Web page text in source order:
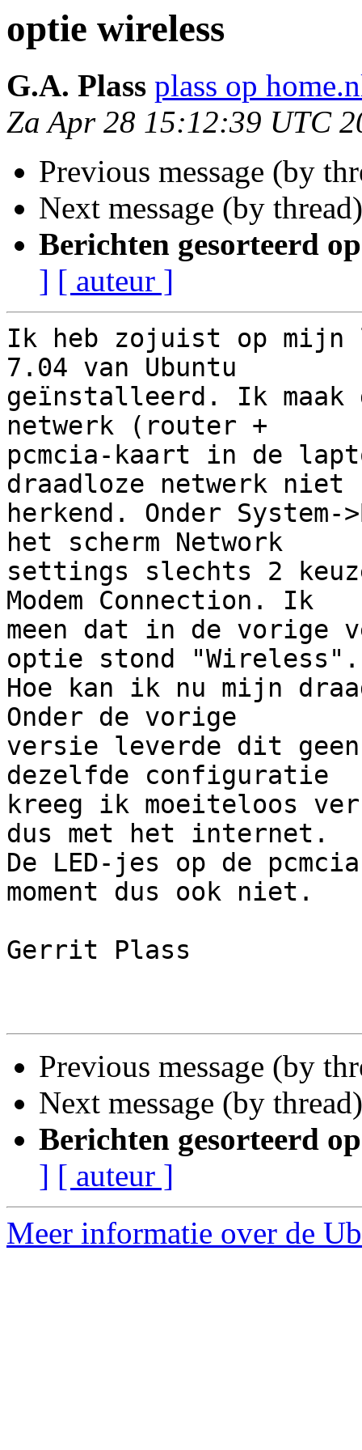
optie wireless
G.A. Plass plass op
Za Apr 28 15:12:39 UTC
Previous message (by
Next message (by
Berichten gesorteerd
] [ auteur ]
Ik heb zojuist op mijn
7.04 van Ubuntu
geïnstalleerd. Ik maak
netwerk (router +
pcmcia-kaart in de
draadloze netwerk niet
herkend. Onder
het scherm Network
settings slechts 2
Modem Connection. Ik
meen dat in de vorige
optie stond
Hoe kan ik nu mijn
Onder de vorige
versie leverde dit
dezelfde configuratie
kreeg ik moeiteloos
dus met het internet.
De LED-jes op de
moment dus ook niet.
Gerrit Plass
Previous message (by
Next message (by
Berichten gesorteerd
] [ auteur ]
Meer informatie over de